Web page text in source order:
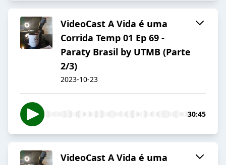
VideoCast A Vida é uma
Corrida Temp 01 Ep 69 -
Paraty Brasil by UTMB (Parte
2/3)
2023-10-23
30:45
VideoCast A Vida é uma